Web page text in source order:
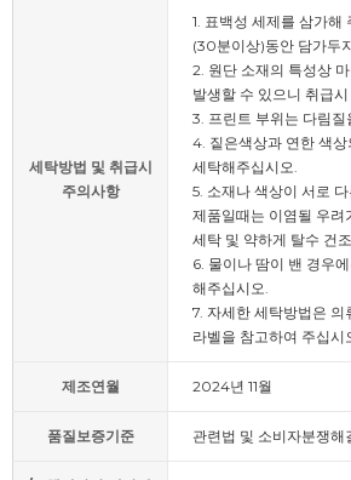
세탁방법 및 취급시
주의사항
1. 표백성 세제를 삼가해
(30분이상)동안 담가두
2. 원단 소재의 특성상
발생할 수 있으니 취급시
3. 프린트 부위는 다림질
4. 짙은색상과 연한 색
세탁해주십시오.
5. 소재나 색상이 서로
제품일때는 이염될 우려
세탁 및 약하게 탈수 건
6. 물이나 땀이 밴 경우
해주십시오.
7. 자세한 세탁방법은
라벨을 참고하여 주십시
제조연월 2024년 11월
품질보증기준 관련법 및 소비자분쟁해